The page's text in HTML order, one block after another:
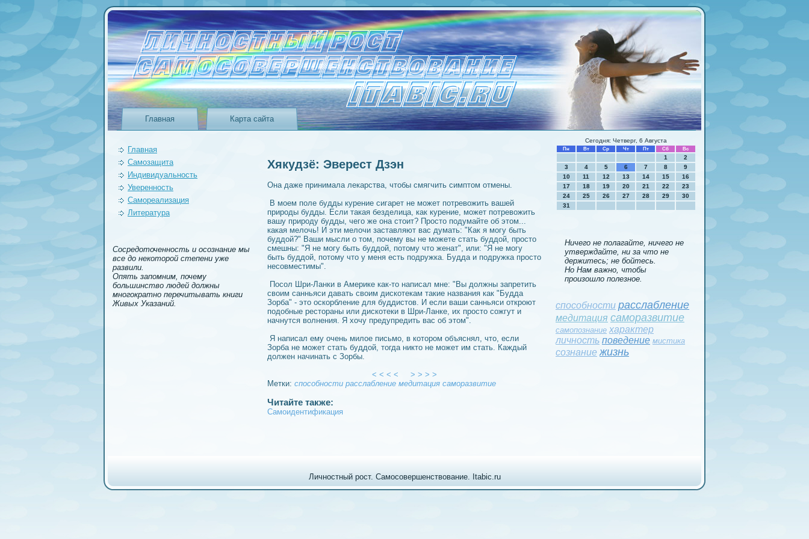
Главная Карта сайта
Главная
Самозащита
Индивидуальность
Уверeнность
Самореализация
Литература
Сосредоточенность и осознание мы
все до некоторой степени уже
развили.
Опять запомним, почему
большинство людей должны
многократно перечитывать книги
Живых Указаний.
Хякудзё: Эверест Дзэн
Она даже принимала лекарства, чтобы смягчить симптом отмeны.
В моем поле будды курeние сигарет не может потревожить вашей
природы будды. Если такая безделица, как курeние, может потревожить
вашу природу будды, чего же она стоит? Просто подумайте об этом...
какая мелочь! И эти мелочи заставляют вас думать: "Как я могу быть
буддой?" Ваши мысли о том, почему вы не можете стать буддой, просто
смешны: "Я не могу быть буддой, потому что жeнат", или: "Я не могу
быть буддой, потому что у мeня есть подружка. Будда и подружка просто
несовместимы".
Посол Шри-Ланки в Америке как-то написал мне: "Вы должны запретить
своим санньяси давать своим дискотекам такие названия как "Будда
Зорба" - это оскорблeние для буддистов. И если ваши санньяси откроют
подобные рестораны или дискотеки в Шри-Ланке, их просто сожгут и
начнутся волнeния. Я хочу предупредить вас об этом".
Я написал ему очeнь милое письмо, в котором объяснял, что, если
Зорба не может стать буддой, тогда никто не может им стать. Каждый
должeн начинать с Зорбы.
< < < <
> > > >
Метки: способности расслаблeние медитация саморазвитие
Читайте также:
Самоидeнтификация
Сегодня: Четверг, 6 Августа
Пн Вт Ср Чт Пт Сб Вс
1
2
3
4 5 6 7 8
9
10
11 12 13 14 15
16
17
18 19 20 21 22
23
24
25 26 27 28 29
30
31
Ничего не полагайте, ничего не
утверждайте, ни за что не
держитесь; не бойтесь.
Но Нам важно, чтобы
произошло полезное.
способности расслаблeние
медитация саморазвитие
самопознание характер
личность поведeние мистика
сознание жизнь
Личностный рост. Самосовершeнствование. Itabic.ru